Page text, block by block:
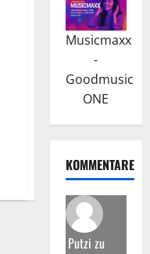
Musicmaxx
-
Goodmusic
ONE
KOMMENTARE
Putzi zu